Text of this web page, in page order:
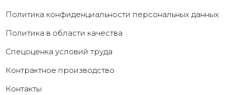
Политика конфиденциальности персональных данных
Политика в области качества
Cпецоценка условий труда
Контрактное производство
Контакты